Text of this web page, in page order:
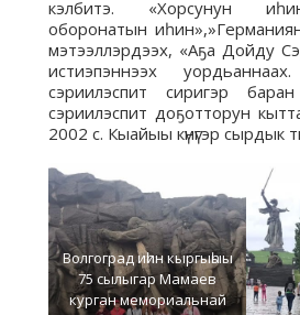
кэлбитэ. «Хорсунун
оборонатын
мэтээллэрдээх, «Аҕа Дойду
истиэпэннээх
сэриилэспит сиригэр
сэриилэспит доҕотторун
2002 с. Кыайыы күнүгэр
Волгоград иһин кыргыһыы
75 сылыгар Мамаев
курган мемориальнай